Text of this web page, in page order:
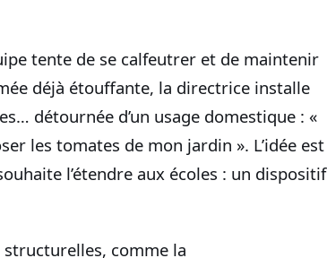
tente de se calfeutrer et de maintenir
déjà étouffante, la directrice installe
détournée d’un usage domestique : «
les tomates de mon jardin ». L’idée est
l’étendre aux écoles : un dispositif
comme la